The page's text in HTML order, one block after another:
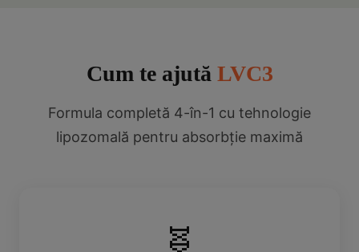
Cum te ajută LVC3
Formula completă 4-în-1 cu tehnologie
lipozomală pentru absorbție maximă